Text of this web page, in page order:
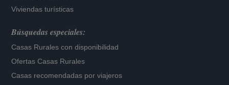
Viviendas turísticas
Búsquedas especiales:
Casas Rurales con disponibilidad
Ofertas Casas Rurales
Casas recomendadas por viajeros